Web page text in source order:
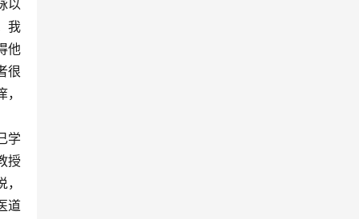
以
我
他
很
学
授
道